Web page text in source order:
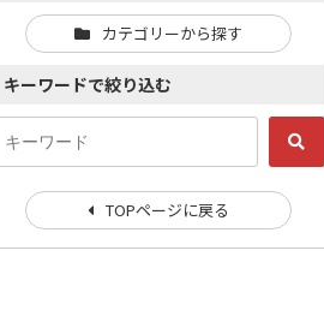
カテゴリーから探す
キーワードで絞り込む
TOPページに戻る